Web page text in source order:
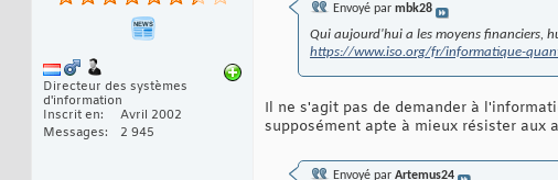
Directeur des systèmes
d'information
Inscrit en
Avril 2002
Messages
2 945
Envoyé par mbk28
Qui aujourd'hui a les moyens financiers,
https://www.iso.org/fr/informatique-
Il ne s'agit pas de demander à
supposément apte à mieux résister aux
Envoyé par Artemus24